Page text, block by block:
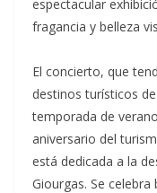
espectacular
fragancia y belleza
El concierto, que
destinos turísticos
temporada de
aniversario del
está dedicada a la
Giourgas. Se